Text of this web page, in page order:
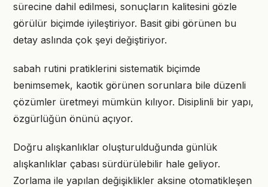
sürecine dahil edilmesi, sonuçların kalitesini gözle
görülür biçimde iyileştiriyor. Basit gibi görünen bu
detay aslında çok şeyi değiştiriyor.
sabah rutini pratiklerini sistematik biçimde
benimsemek, kaotik görünen sorunlara bile düzenli
çözümler üretmeyi mümkün kılıyor. Disiplinli bir yapı,
özgürlüğün önünü açıyor.
Doğru alışkanlıklar oluşturulduğunda günlük
alışkanlıklar çabası sürdürülebilir hale geliyor.
Zorlama ile yapılan değişiklikler aksine otomatikleşen